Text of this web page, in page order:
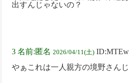
出すんじゃないの？
3 名前:匿名 2026/04/11(土)
やぁこれは一人親方の境野さ